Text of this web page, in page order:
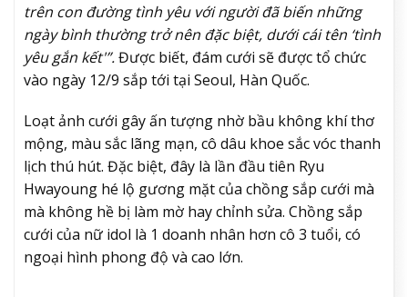
trên con đường tình yêu với người đã biến những
ngày bình thường trở nên đặc biệt, dưới cái tên ‘tình
yêu gắn kết'”.Được biết, đám cưới sẽ được tổ chức
vào ngày 12/9 sắp tới tại Seoul, Hàn Quốc.
Loạt ảnh cưới gây ấn tượng nhờ bầu không khí thơ
mộng, màu sắc lãng mạn, cô dâu khoe sắc vóc thanh
lịch thú hút. Đặc biệt, đây là lần đầu tiên Ryu
Hwayoung hé lộ gương mặt của chồng sắp cưới mà
mà không hề bị làm mờ hay chỉnh sửa. Chồng sắp
cưới của nữ idol là 1 doanh nhân hơn cô 3 tuổi, có
ngoại hình phong độ và cao lớn.